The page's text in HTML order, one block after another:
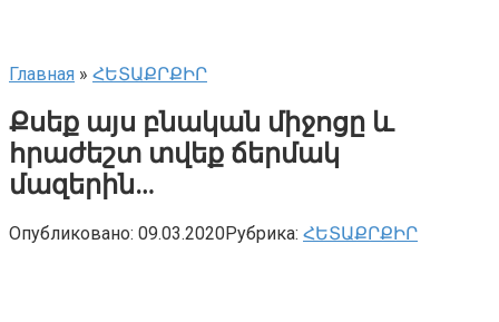
Главная » ՀԵՏԱՔՐՔԻՐ
Քսեք այս բնական միջոցը և
հրաժեշտ տվեք ճերմակ
մազերին…
Опубликовано: 09.03.2020Рубрика: ՀԵՏԱՔՐՔԻՐ